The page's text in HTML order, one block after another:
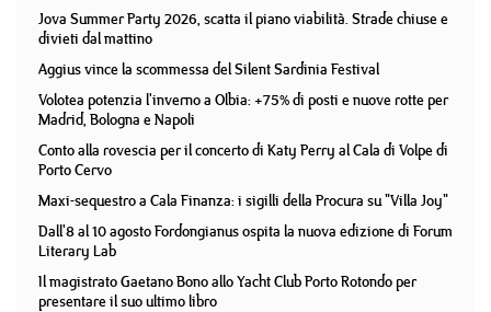
Jova Summer Party 2026, scatta il piano viabilità. Strade chiuse e
divieti dal mattino
Aggius vince la scommessa del Silent Sardinia Festival
Volotea potenzia l'inverno a Olbia: +75% di posti e nuove rotte per
Madrid, Bologna e Napoli
Conto alla rovescia per il concerto di Katy Perry al Cala di Volpe di
Porto Cervo
Maxi-sequestro a Cala Finanza: i sigilli della Procura su "Villa Joy"
Dall'8 al 10 agosto Fordongianus ospita la nuova edizione di Forum
Literary Lab
Il magistrato Gaetano Bono allo Yacht Club Porto Rotondo per
presentare il suo ultimo libro